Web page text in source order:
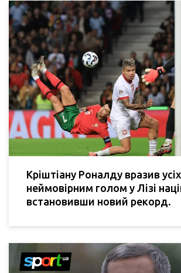
Кріштіану Роналду вразив усіх
неймовірним голом у Лізі
встановивши новий рекорд.